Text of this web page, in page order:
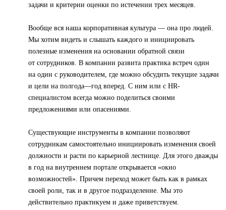
задачи и критерии оценки по истечении трех месяцев.
Вообще вся наша корпоративная культура — она про людей.
Мы хотим видеть и слышать каждого и инициировать
полезные изменения на основании обратной связи
от сотрудников. В компании развита практика встреч один
на один с руководителем, где можно обсудить текущие задачи
и цели на полгода—год вперед. С ним или с HR-
специалистом всегда можно поделиться своими
предложениями или опасениями.
Существующие инструменты в компании позволяют
сотрудникам самостоятельно инициировать изменения своей
должности и расти по карьерной лестнице. Для этого дважды
в год на внутреннем портале открывается «окно
возможностей». Причем переход может быть как в рамках
своей роли, так и в другое подразделение. Мы это
действительно практикуем и даже приветствуем.